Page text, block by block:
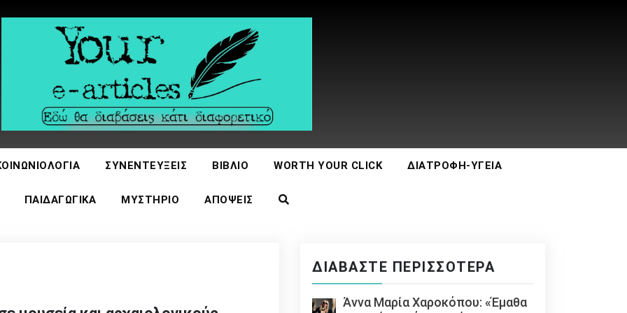
ΣΥΝΕΝΤΕΎΞΕΙΣ ΒΙΒΛΊΟ WORTH YOUR CLICK ΔΙΑΤΡΟΦΉ-ΥΓΕΊΑ
ΠΑΙΔΑΓΩΓΙΚΆ ΜΥΣΤΉΡΙΟ ΑΠΌΨΕΙΣ
ΔΙΑΒΆΣΤΕ ΠΕΡΙΣΣΌΤΕΡΑ
Άννα Μαρία Χαροκόπου: «Έμαθα